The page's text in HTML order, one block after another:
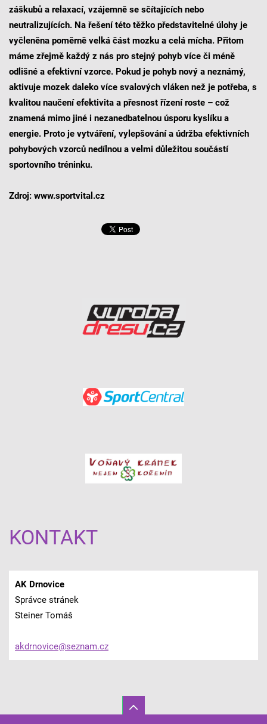
záškubů a relaxací, vzájemně se sčítajících nebo
neutralizujících. Na řešení této těžko představitelné úlohy je
vyčleněna poměrně velká část mozku a celá mícha. Přitom
máme zřejmě každý z nás pro stejný pohyb více či méně
odlišné a efektivní vzorce. Pokud je pohyb nový a neznámý,
aktivuje mozek daleko více svalových vláken než je potřeba, s
kvalitou naučení efektivita a přesnost řízení roste – což
znamená mimo jiné i nezanedbatelnou úsporu kyslíku a
energie. Proto je vytváření, vylepšování a údržba efektivních
pohybových vzorců nedílnou a velmi důležitou součástí
sportovního tréninku.
Zdroj: www.sportvital.cz
KONTAKT
AK Drnovice
Správce stránek
Steiner Tomáš
akdrnovice@seznam.cz